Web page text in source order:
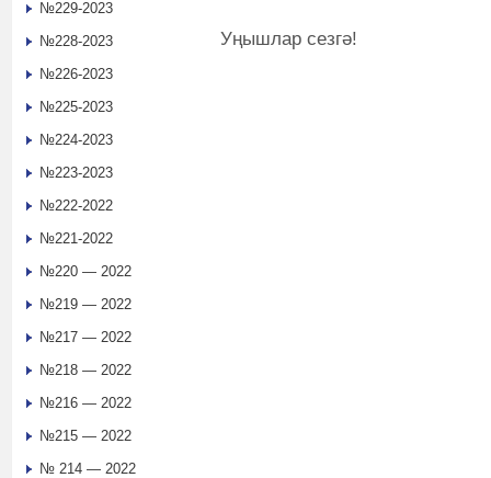
Уңышлар сезгә!
№229-2023
№228-2023
№226-2023
№225-2023
№224-2023
№223-2023
№222-2022
№221-2022
№220 — 2022
№219 — 2022
№217 — 2022
№218 — 2022
№216 — 2022
№215 — 2022
№ 214 — 2022